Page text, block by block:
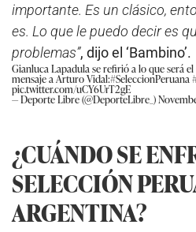
importante. Es un clásico,
es. Lo que le puedo decir es
problemas”, dijo el ‘Bambino’.
Gianluca Lapadula se refirió a lo que será
mensaje a Arturo Vidal:#SeleccionPeruana
pic.twitter.com/uCY6UrT2gE
— Deporte Libre (@DeporteLibre_)
¿CUÁNDO SE
SELECCIÓN
ARGENTINA?